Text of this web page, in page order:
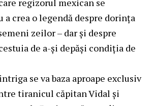
a crea o legendă despre dorința
zeilor – dar și despre
de a-și depăși condiția de
se va baza aproape exclusiv
tiranicul căpitan Vidal și